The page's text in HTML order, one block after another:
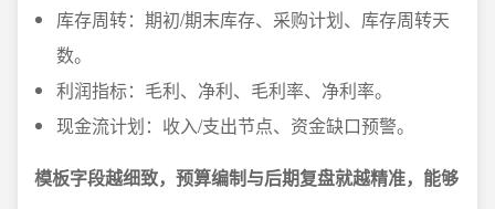
库存周转：期初/期末库存、采购计划、库存周转天
数。
利润指标：毛利、净利、毛利率、净利率。
现金流计划：收入/支出节点、资金缺口预警。
模板字段越细致，预算编制与后期复盘就越精准，能够